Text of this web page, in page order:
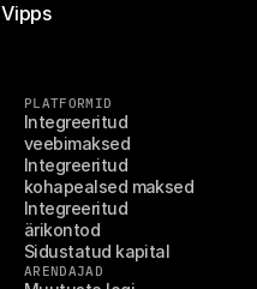
Vipps
PLATFORMID
Integreeritud
veebimaksed
Integreeritud
kohapealsed maksed
Integreeritud
ärikontod
Sidustatud kapital
ARENDAJAD